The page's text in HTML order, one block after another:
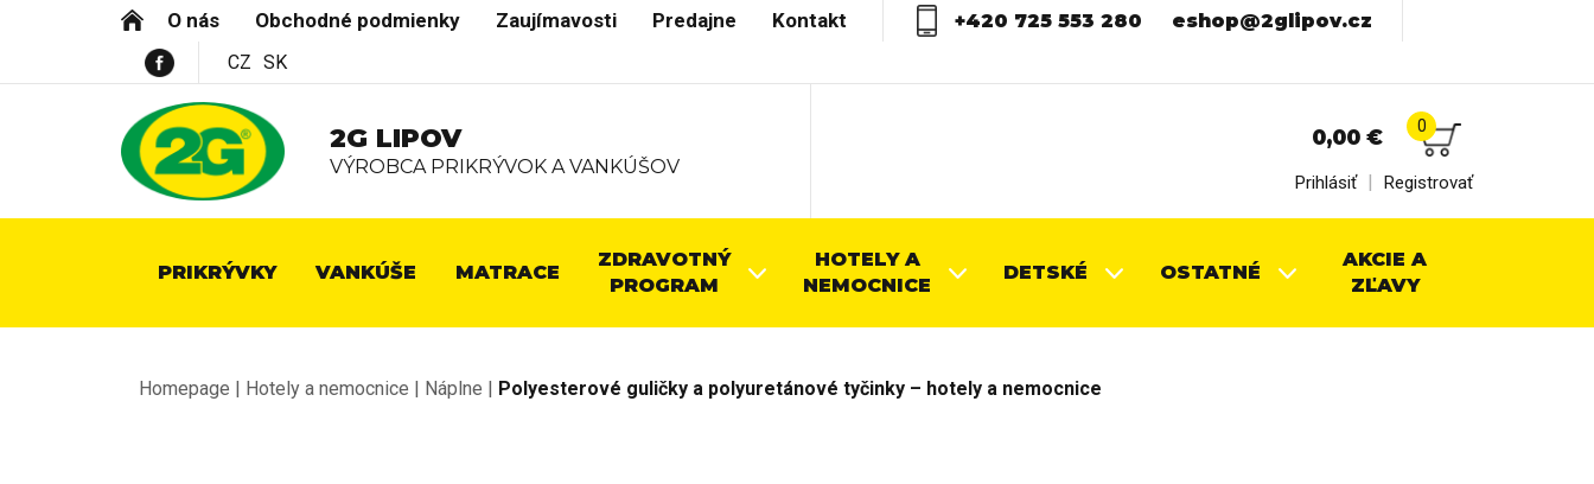
O nás Obchodné podmienky Zaujímavosti Predajne Kontakt +420 725 553 280
eshop@2glipov.cz
CZ SK
2G LIPOV
VÝROBCA PRIKRÝVOK A VANKÚŠOV
0,00 € 0
Prihlásiť | Registrovať
PRIKRÝVKY VANKÚŠE MATRACE
ZDRAVOTNÝ
PROGRAM
HOTELY A
NEMOCNICE
DETSKÉ OSTATNÉ
AKCIE A
ZĽAVY
Homepage Hotely a nemocnice Náplne Polyesterové guličky a polyuretánové tyčinky – hotely a nemocnice